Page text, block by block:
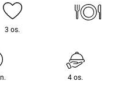
3 os.
4 os.